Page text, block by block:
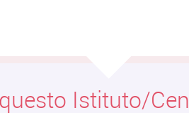
Istituto/